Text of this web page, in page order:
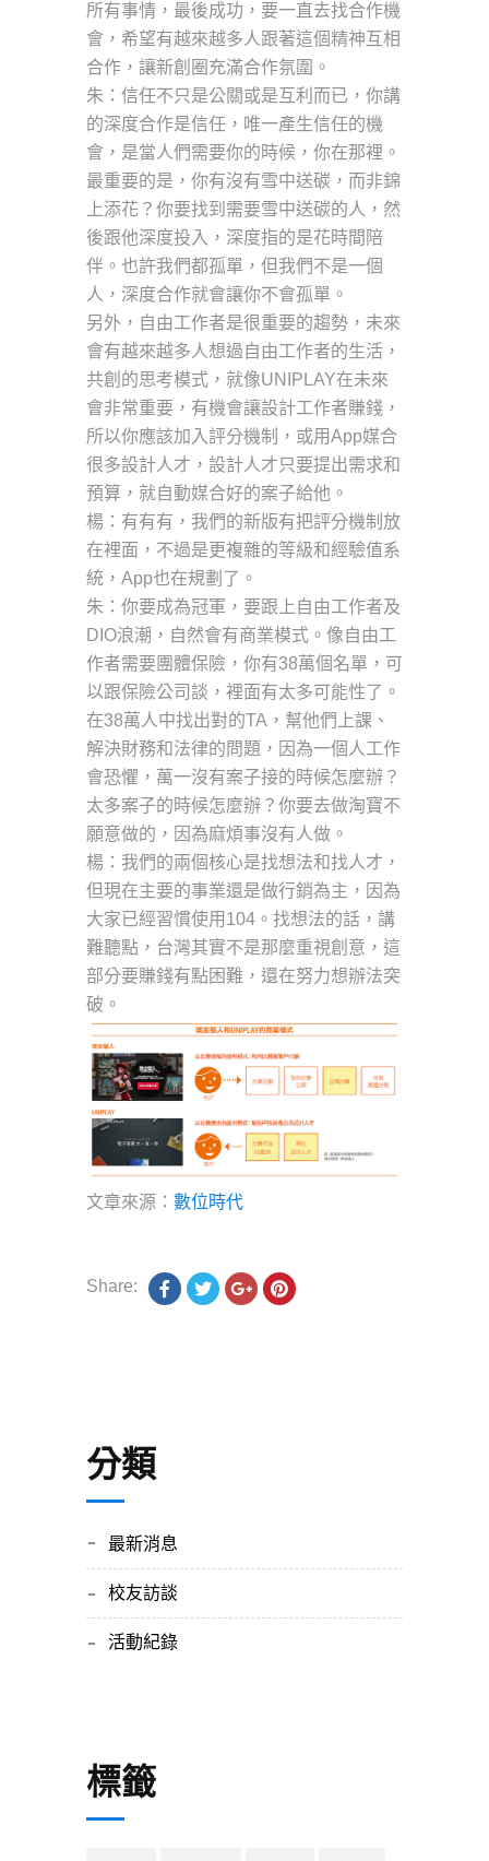
所有事情，最後成功，要一直去找合作機
會，希望有越來越多人跟著這個精神互相
合作，讓新創圈充滿合作氛圍。
朱：信任不只是公關或是互利而已，你講
的深度合作是信任，唯一產生信任的機
會，是當人們需要你的時候，你在那裡。
最重要的是，你有沒有雪中送碳，而非錦
上添花？你要找到需要雪中送碳的人，然
後跟他深度投入，深度指的是花時間陪
伴。也許我們都孤單，但我們不是一個
人，深度合作就會讓你不會孤單。
另外，自由工作者是很重要的趨勢，未來
會有越來越多人想過自由工作者的生活，
共創的思考模式，就像UNIPLAY在未來
會非常重要，有機會讓設計工作者賺錢，
所以你應該加入評分機制，或用App媒合
很多設計人才，設計人才只要提出需求和
預算，就自動媒合好的案子給他。
楊：有有有，我們的新版有把評分機制放
在裡面，不過是更複雜的等級和經驗值系
統，App也在規劃了。
朱：你要成為冠軍，要跟上自由工作者及
DIO浪潮，自然會有商業模式。像自由工
作者需要團體保險，你有38萬個名單，可
以跟保險公司談，裡面有太多可能性了。
在38萬人中找出對的TA，幫他們上課、
解決財務和法律的問題，因為一個人工作
會恐懼，萬一沒有案子接的時候怎麼辦？
太多案子的時候怎麼辦？你要去做淘寶不
願意做的，因為麻煩事沒有人做。
楊：我們的兩個核心是找想法和找人才，
但現在主要的事業還是做行銷為主，因為
大家已經習慣使用104。找想法的話，講
難聽點，台灣其實不是那麼重視創意，這
部分要賺錢有點困難，還在努力想辦法突
破。
文章來源： 數位時代
Share:
分類
最新消息
校友訪談
活動紀錄
標籤